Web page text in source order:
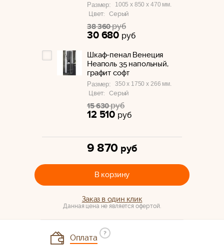
Размер: 1005 x 850 x 470 мм.
Цвет: Серый
38 360руб
30 680 руб
Шкаф-пенал Венеция
Неаполь 35 напольный,
графит софт
Размер: 350 x 1750 x 266 мм.
Цвет: Серый
15 630руб
12 510 руб
9 870 руб
В корзину
Заказ в один клик
Данная цена не является офертой.
Оплата
?